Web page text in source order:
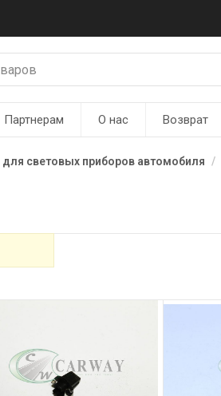
Партнерам О нас Возврат
световых приборов автомобиля